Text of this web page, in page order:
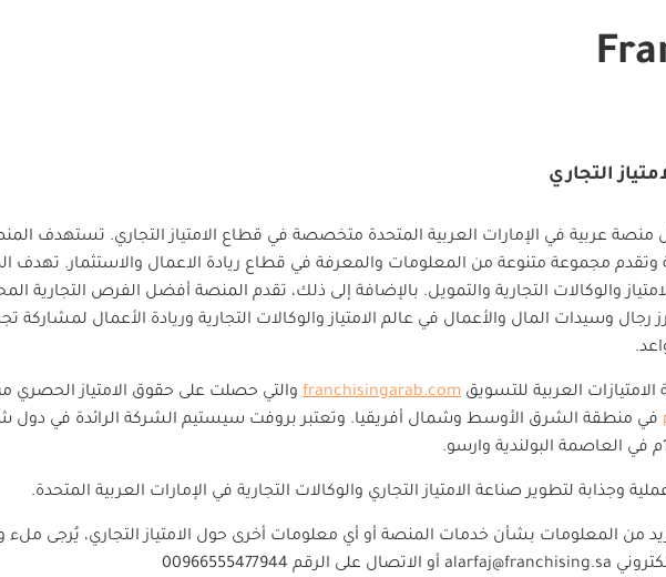
منصة عربية في الإمارات العربية المتحدة متخصصة في قطاع الامتياز التجاري. تستهدف
وتقدم مجموعة متنوعة من المعلومات والمعرفة في قطاع ريادة الاعمال والاستثمار. تهدف
والوكالات التجارية والتمويل. بالإضافة إلى ذلك، تقدم المنصة أفضل الفرص التجارية
وسيدات المال والأعمال في عالم الامتياز والوكالات التجارية وريادة الأعمال لمشاركة
العربية للتسويق franchisingarab.com والتي حصلت على حقوق الامتياز الحصري
في منطقة الشرق الأوسط وشمال أفريقيا. وتعتبر بروفت سيستيم الشركة الرائدة في
وجذابة لتطوير صناعة الامتياز التجاري والوكالات التجارية في الإمارات العربية المتحدة.
من المعلومات بشأن خدمات المنصة أو أي معلومات أخرى حول الامتياز التجاري، يُرجى ملء
alarfaj@franchising.sa أو الاتصال على الرقم 00966555477944